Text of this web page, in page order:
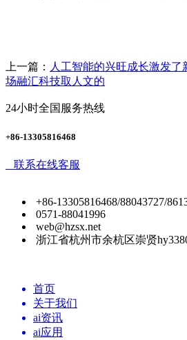
上一篇： 人工智能的兴旺成长激发了
场融汇科技取人文的
24小时全国服务热线
+86-13305816468
联系在线客服
+86-13305816468/88043727/
0571-88041996
web@hzsx.net
浙江省杭州市余杭区崇贤
首页
关于我们
ai资讯
ai应用